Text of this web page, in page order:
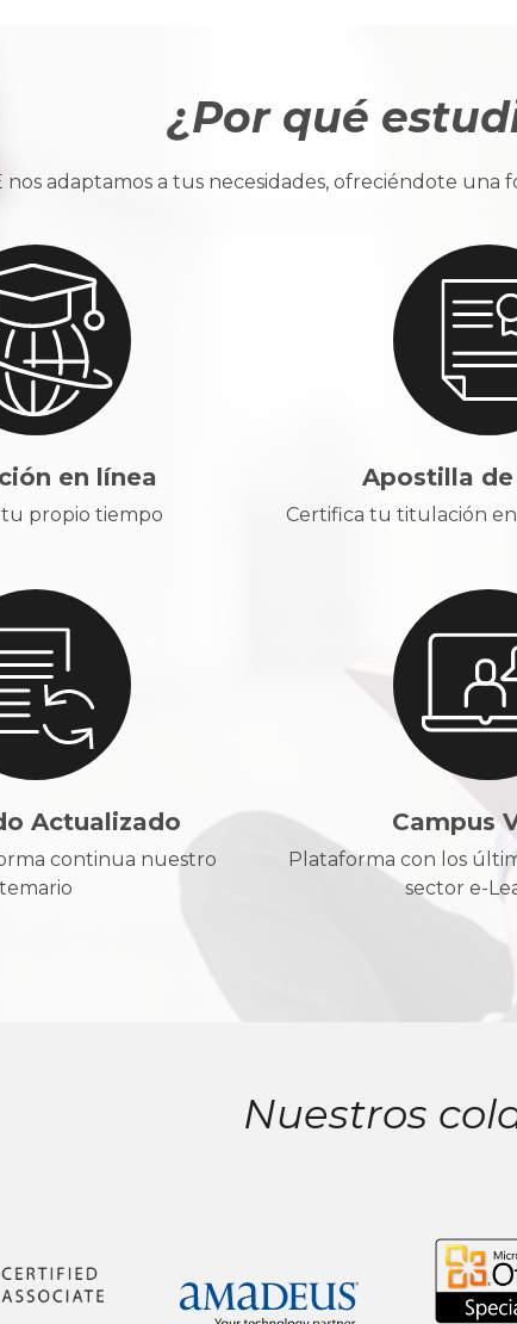
¿Por qué
nos adaptamos a tus necesidades, ofreciéndote
en línea
propio tiempo
Apostilla
Certifica tu titulación
Actualizado
continua nuestro
temario
Campus
Plataforma con los
sector e-
Nuestros